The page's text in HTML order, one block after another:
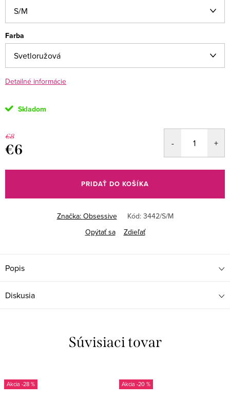
Farba
Detailné informácie
Skladom
€8
€6
cena:
PRIDAŤ DO KOŠÍKA
Značka: Obsessive Kód: 3442/S/M
Opýtať sa
Zdieľať
Popis
Diskusia
Súvisiaci tovar
-28 % -20 %